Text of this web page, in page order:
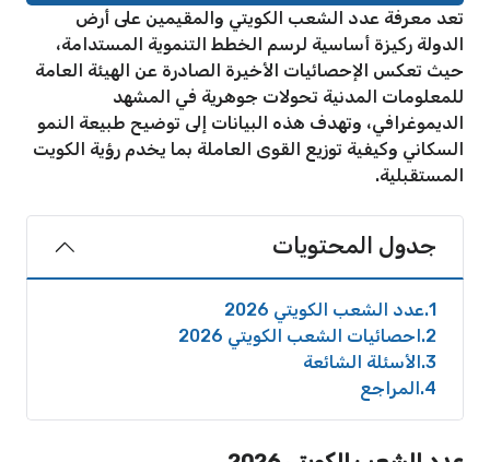
تعد معرفة عدد الشعب الكويتي والمقيمين على أرض
الدولة ركيزة أساسية لرسم الخطط التنموية المستدامة،
حيث تعكس الإحصائيات الأخيرة الصادرة عن الهيئة العامة
للمعلومات المدنية تحولات جوهرية في المشهد
الديموغرافي، وتهدف هذه البيانات إلى توضيح طبيعة النمو
السكاني وكيفية توزيع القوى العاملة بما يخدم رؤية الكويت
المستقبلية.
جدول المحتويات
1 عدد الشعب الكويتي 2026
2 احصائيات الشعب الكويتي 2026
3 الأسئلة الشائعة
4 المراجع